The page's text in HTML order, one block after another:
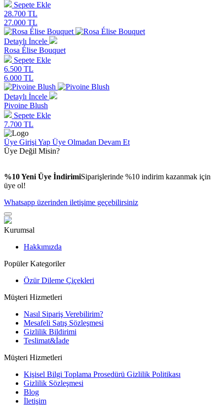
Sepete Ekle
28.700 TL
27.000 TL
Detaylı İncele
Rosa Élise Bouquet
Sepete Ekle
6.500 TL
6.000 TL
Detaylı İncele
Pivoine Blush
Sepete Ekle
7.700 TL
Üye Girişi Yap Üye Olmadan Devam Et
Üye Değil Misin?
%10 Yeni Üye İndirimiSiparişlerinde %10 indirim kazanmak için
üye ol!
Whatsapp üzerinden iletişime geçebilirsiniz
Kurumsal
Hakkımızda
Popüler Kategoriler
Özür Dileme Çiçekleri
Müşteri Hizmetleri
Nasıl Sipariş Verebilirim?
Mesafeli Satış Sözleşmesi
Gizlilik Bildirimi
Teslimat&İade
Müşteri Hizmetleri
Kişisel Bilgi Toplama Prosedürü Gizlilik Politikası
Gizlilik Sözleşmesi
Blog
İletişim